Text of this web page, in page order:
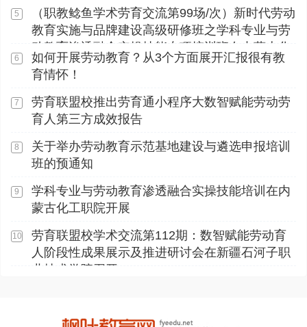
议室举办
5
（职教鲶鱼学术劳育交流第99场/次）新时代劳动
教育实施与品牌建设高级研修班之学科专业与劳
动教育渗透融合实操技能专项培训班在内蒙古化
工职业学院顺利开展
6
如何开展劳动教育？从3个方面展开汇报很有教
育情怀！
7
劳育联盟校推出劳育通小程序大数智赋能劳动劳
育人第三方成效报告
8
关于举办劳动教育示范基地建设与遴选申报培训
班的预通知
9
学科专业与劳动教育渗透融合实操技能培训在内
蒙古化工职院开展
10
劳育联盟校学术交流第112期：数智赋能劳动育
人阶段性成果展示及推进研讨会在新疆石河子职
业技术学院召开